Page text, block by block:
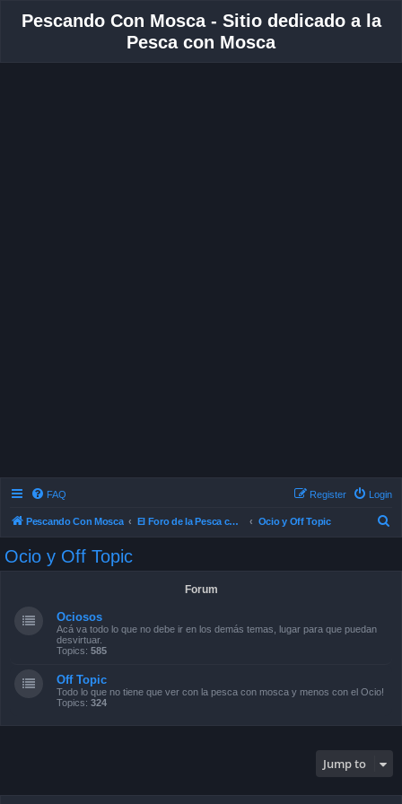
Pescando Con Mosca - Sitio dedicado a la
Pesca con Mosca
FAQ Login
Register
Pescando Con Mosca El Foro de la Pesca con Mosca en Chile Ocio y Off Topic
Ocio y Off Topic
Forum
Ociosos
Acá va todo lo que no debe ir en los demás temas, lugar para que puedan
desvirtuar.
Topics: 585
Off Topic
Todo lo que no tiene que ver con la pesca con mosca y menos con el Ocio!
Topics: 324
Jump to